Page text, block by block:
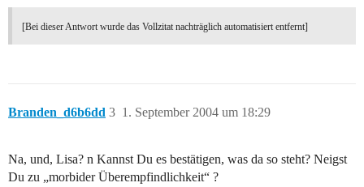
[Bei dieser Antwort wurde das Vollzitat nachträglich automatisiert entfernt]
Branden_d6b6dd 1. September 2004 um 18:29
3
Na, und, Lisa? n Kannst Du es bestätigen, was da so steht? Neigst
Du zu „morbider Überempfindlichkeit“ ?